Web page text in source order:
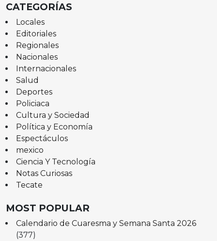
CATEGORÍAS
Locales
Editoriales
Regionales
Nacionales
Internacionales
Salud
Deportes
Policiaca
Cultura y Sociedad
Política y Economía
Espectáculos
mexico
Ciencia Y Tecnología
Notas Curiosas
Tecate
MOST POPULAR
Calendario de Cuaresma y Semana Santa 2026
(377)